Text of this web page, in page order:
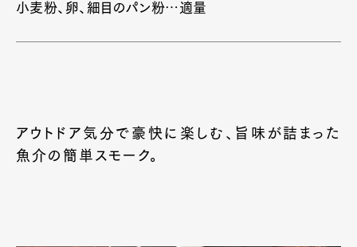
小麦粉、卵、細目のパン粉…適量
アウトドア気分で豪快に楽しむ、旨味が詰まった
魚介の簡単スモーク。